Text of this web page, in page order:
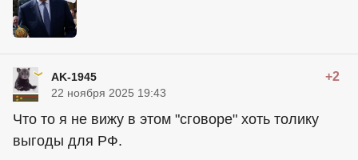
AK-1945 +2
22 ноября 2025 19:43
Что то я не вижу в этом "сговоре" хоть толику
выгоды для РФ.